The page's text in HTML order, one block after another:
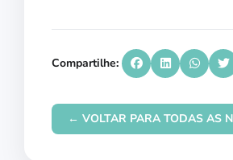
Compartilhe:
← VOLTAR PARA TODAS AS